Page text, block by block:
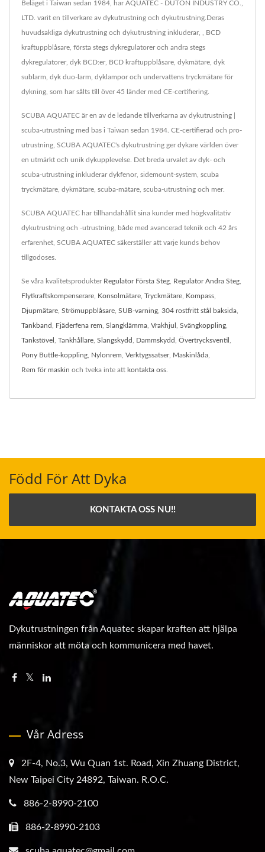
Beläget i Taiwan sedan 1984, har AQUATEC - DUTON INDUSTRY CO.,
LTD. varit en tillverkare av dykutrustning och dykutrustning.Deras
huvudsakliga dykutrustning och dykutrustning inkluderar, , BCD
kraftuppblåsare, första stegs dykregulatorer och andra stegs
dykregulatorer, dyk BCD:er, BCD kraftuppblåsare, dykmätare, dyk
sublarm, dyk duo-larm, dyklampor och undervattens tryckmätare för
dykning, som har sålts till över 45 länder med CE-certifiering.
SCUBA AQUATEC är en av de ledande tillverkarna av dykutrustning |
scuba-utrustning med bas i Taiwan sedan 1984. CE-certifierad och pro-
utrustning, SCUBA AQUATEC's dykutrustning ger dykare världen över
en utmärkt och unik dykupplevelse. Det breda urvalet av dyk- och
scuba-utrustning inkluderar dykfenor, sidemount-system, scuba
tryckmätare, dykmätare, scuba-mätare, scuba-utrustning och mer.
SCUBA AQUATEC har tillhandahållit sina kunder med högkvalitativ
dykutrustning och -utrustning, både med avancerad teknik och 42 års
erfarenhet, SCUBA AQUATEC säkerställer att varje kunds behov
tillgodoses.
Se våra kvalitetsprodukter Regulator Första Steg Regulator Andra Steg
Flytkraftskompenserare Konsolmätare Tryckmätare Kompass
Djupmätare Strömuppblåsare SUB-varning 304 rostfritt stål baksida
Tankband Fjäderfena rem Slangklämma Vrakhjul Svängkoppling
Tankstövel Tankhållare Slangskydd Dammskydd Övertrycksventil
Pony Buttle-koppling Nylonrem Verktygssatser, Maskinlåda
Rem för maskin och tveka inte att kontakta oss
Född För Att Dyka
KONTAKTA OSS NU!!
Dykutrustningen från Aquatec skapar kraften att hjälpa
människor att möta och kommunicera med havet.
Vår Adress
2F-4, No.3, Wu Quan 1st. Road, Xin Zhuang District,
New Taipei City 24892, Taiwan. R.O.C.
886-2-8990-2100
886-2-8990-2103